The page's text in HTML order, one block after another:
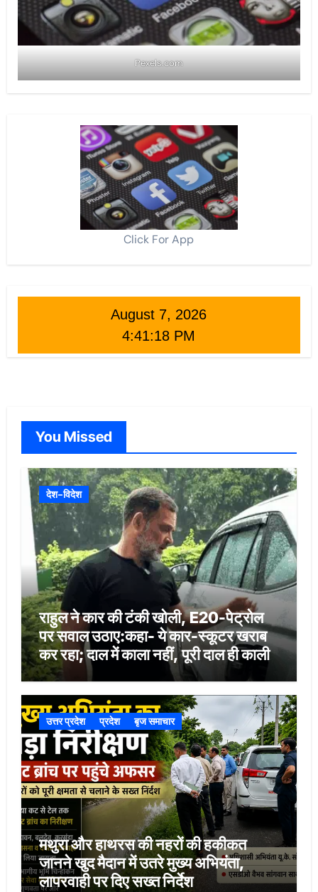
Pexels.com
Click For App
August 7, 2026
4:41:20 PM
You Missed
देश-विदेश
राहुल ने कार की टंकी खोली, E20-पेट्रोल
पर सवाल उठाए:कहा- ये कार-स्कूटर खराब
कर रहा; दाल में काला नहीं, पूरी दाल ही काली
उत्तर प्रदेश प्रदेश बृज समाचार
मथुरा और हाथरस की नहरों की हकीकत
जानने खुद मैदान में उतरे मुख्य अभियंता,
लापरवाही पर दिए सख्त निर्देश